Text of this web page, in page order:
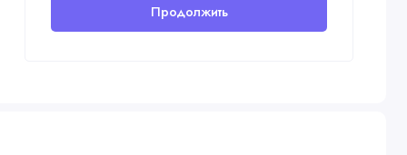
Продолжить